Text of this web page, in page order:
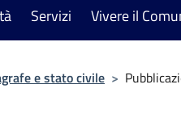
Servizi Vivere il
e stato civile >